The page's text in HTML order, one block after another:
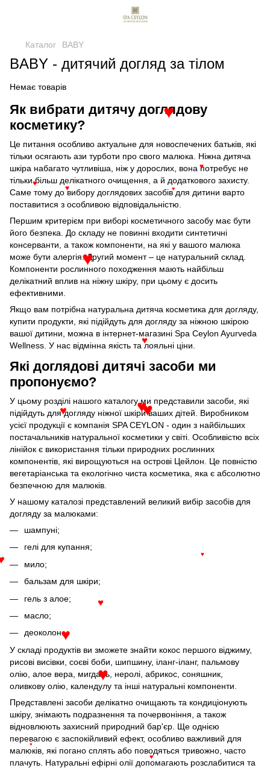
Каталог BABY
BABY - дитячий догляд за тілом
Немає товарів
Як вибрати дитячу доглядову
косметику?
Це питання особливо актуальне для новоспечених батьків, які
тільки осягають ази турботи про свого малюка. Ніжна дитяча
шкіра набагато чутливіша, ніж у дорослих, вона потребує не
тільки більш делікатного очищення, а й додаткового захисту.
Саме тому до вибору доглядових засобів для дитини варто
поставитися з особливою відповідальністю.
Першим критерієм при виборі косметичного засобу має бути
його безпека. До складу не повинні входити синтетичні
консерванти, а також компоненти, на які у вашого малюка
може бути алергія. Другий момент – це натуральний склад.
Компоненти рослинного походження мають найбільш
делікатний вплив на ніжну шкіру, при цьому є досить
ефективними.
Якщо вам потрібна натуральна дитяча косметика для догляду,
купити продукти, які підійдуть для догляду за ніжною шкірою
вашої дитини, можна в інтернет-магазині Spa Ceylon Ayurveda
Wellness. У нас відмінна якість та лояльні ціни.
Які доглядові дитячі засоби ми
пропонуємо?
У цьому розділі нашого каталогу ми представили засоби, які
підійдуть для догляду ніжної шкіри ваших дітей. Виробником
усієї продукції є компанія SPA CEYLON - один з найбільших
постачальників натуральної косметики у світі. Особливістю всіх
лінійок є використання тільки природних рослинних
компонентів, які вирощуються на острові Цейлон. Це повністю
вегетаріанська та екологічно чиста косметика, яка є абсолютно
безпечною для малюків.
У нашому каталозі представлений великий вибір засобів для
догляду за малюками:
шампуні;
гелі для купання;
мило;
бальзам для шкіри;
гель з алое;
масло;
деоколон.
У складі продуктів ви зможете знайти кокос першого віджиму,
рисові висівки, соєві боби, шипшину, іланг-іланг, пальмову
олію, алое вера, мигдаль, неролі, абрикос, соняшник,
оливкову олію, календулу та інші натуральні компоненти.
Представлені засоби делікатно очищають та кондиціонують
шкіру, знімають подразнення та почервоніння, а також
відновлюють захисний природний бар'єр. Ще однією
перевагою є заспокійливий ефект, особливо важливий для
малюків, які погано сплять або поводяться тривожно, часто
плачуть. Натуральні ефірні олії допомагають розслабитися та
♥
♥
♥
♥
♥
♥
♥
♥
♥
♥
♥
♥
♥
♥
♥
♥
♥